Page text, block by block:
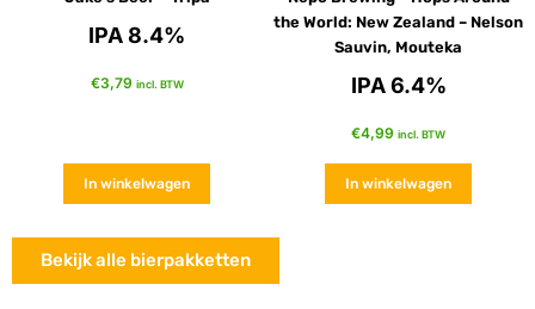
IPA 8.4%
€3,79 incl. BTW
In winkelwagen
the World: New Zealand – Nelson
Sauvin, Mouteka
IPA 6.4%
€4,99 incl. BTW
In winkelwagen
Bekijk alle bierpakketten